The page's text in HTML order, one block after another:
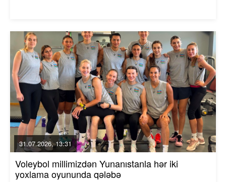
31.07.2026, 13:31
Voleybol millimizdən Yunanıstanla hər iki
yoxlama oyununda qələbə